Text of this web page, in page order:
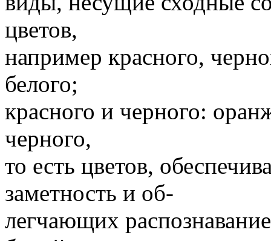
цветов,
например красного,
белого;
красного и черного:
черного,
то есть цветов,
заметность и об-
легчающих